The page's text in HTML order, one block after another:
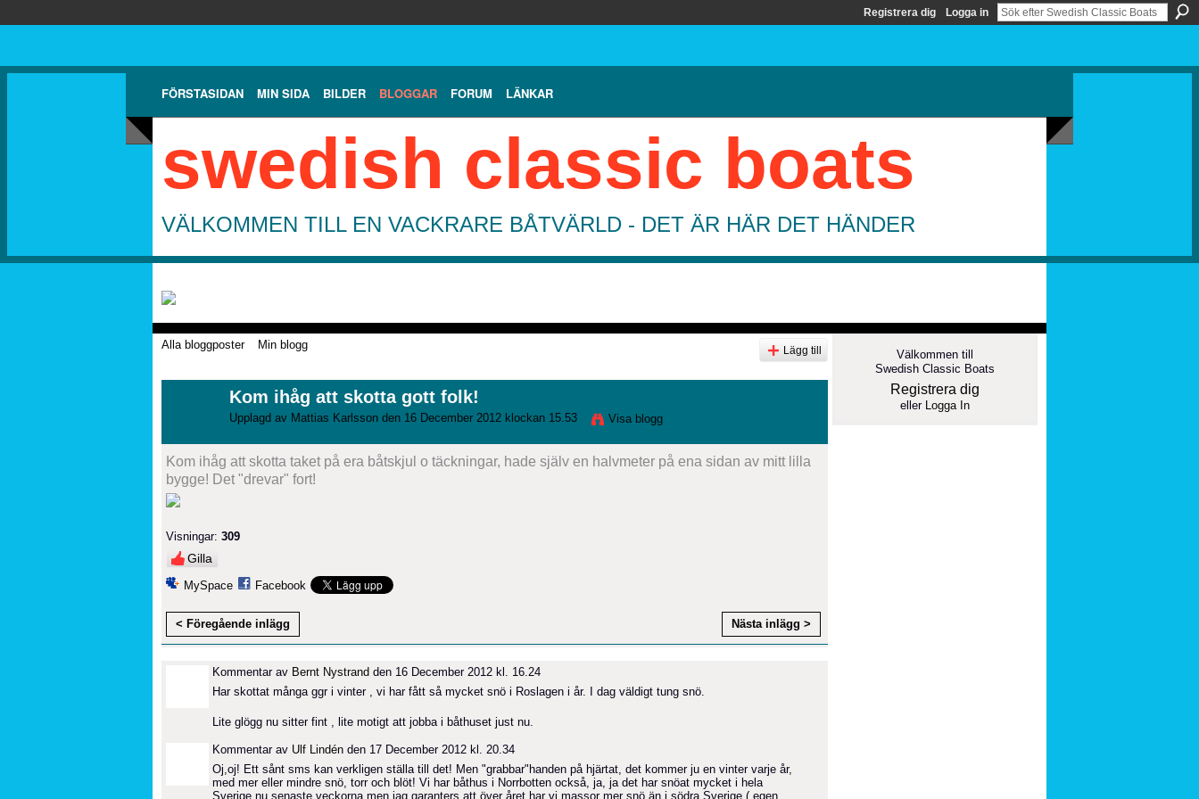
Registrera dig Logga in
FÖRSTASIDAN MIN SIDA BILDER BLOGGAR FORUM LÄNKAR
swedish classic boats
VÄLKOMMEN TILL EN VACKRARE BÅTVÄRLD - DET ÄR HÄR DET HÄNDER
Alla bloggposter Min blogg Lägg till
Kom ihåg att skotta gott folk!
Upplagd av Mattias Karlsson den 16 December 2012 klockan 15.53 Visa blogg
Kom ihåg att skotta taket på era båtskjul o täckningar, hade själv en halvmeter på ena sidan av mitt lilla
bygge! Det "drevar" fort!
Visningar: 309
Gilla
MySpace Facebook
< Föregående inlägg Nästa inlägg >
Kommentar av Bernt Nystrand den 16 December 2012 kl. 16.24
Har skottat många ggr i vinter , vi har fått så mycket snö i Roslagen i år. I dag väldigt tung snö.
Lite glögg nu sitter fint , lite motigt att jobba i båthuset just nu.
Kommentar av Ulf Lindén den 17 December 2012 kl. 20.34
Oj,oj! Ett sånt sms kan verkligen ställa till det! Men "grabbar"handen på hjärtat, det kommer ju en vinter varje år,
med mer eller mindre snö, torr och blöt! Vi har båthus i Norrbotten också, ja, ja det har snöat mycket i hela
Sverige nu senaste veckorna men jag garanters att över året har vi massor mer snö än i södra Sverige ( egen
Välkommen till
Swedish Classic Boats
Registrera dig
eller Logga In